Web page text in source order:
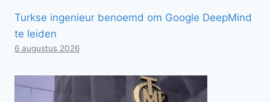
Turkse ingenieur benoemd om Google DeepMind
te leiden
6 augustus 2026